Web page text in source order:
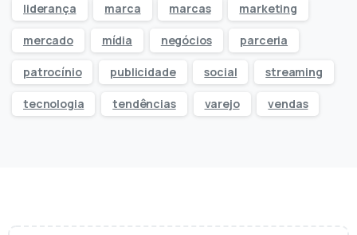
liderança marca marcas marketing
mercado mídia negócios parceria
patrocínio publicidade social streaming
tecnologia tendências varejo vendas